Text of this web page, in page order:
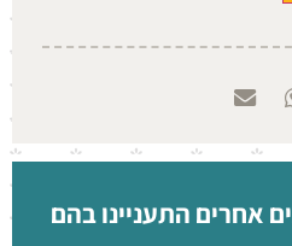
אחרים התעניינו בהם